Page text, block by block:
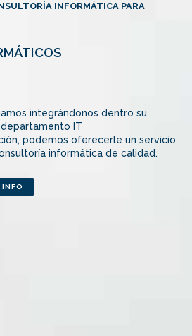
INFORMÁTICA PARA
integrándonos dentro su
IT
podemos oferecerle un servicio
informática de calidad.
INFO